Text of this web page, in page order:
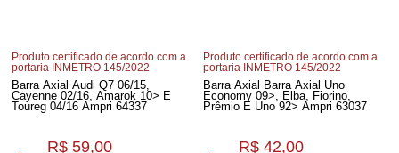
Produto certificado de acordo com a
portaria INMETRO 145/2022
Barra Axial Audi Q7 06/15,
Cayenne 02/16, Amarok 10> E
Toureg 04/16 Ampri 64337
R$ 59,00
Produto certificado de acordo com a
portaria INMETRO 145/2022
Barra Axial Barra Axial Uno
Economy 09>, Elba, Fiorino,
Prêmio E Uno 92> Ampri 63037
R$ 42,00